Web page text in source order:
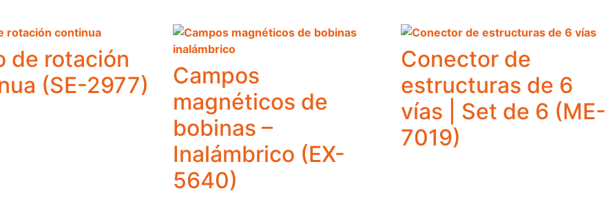
de rotación
(SE-2977)
Campos
magnéticos de
bobinas –
Inalámbrico (EX-
5640)
Conector de
estructuras de 6
vías | Set de 6 (ME-
7019)